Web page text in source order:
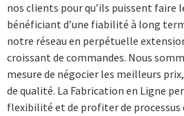
nos clients pour qu’ils puissent faire
bénéficiant d’une fiabilité à long
notre réseau en perpétuelle
croissant de commandes. Nous
mesure de négocier les meilleurs
de qualité. La Fabrication en Ligne
flexibilité et de profiter de